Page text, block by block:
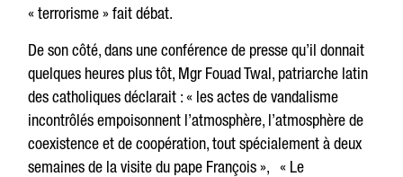
« terrorisme » fait débat.
De son côté, dans une conférence de presse qu’il donnait
quelques heures plus tôt, Mgr Fouad Twal, patriarche latin
des catholiques déclarait : « les actes de vandalisme
incontrôlés empoisonnent l’atmosphère, l’atmosphère de
coexistence et de coopération, tout spécialement à deux
semaines de la visite du pape François », « Le